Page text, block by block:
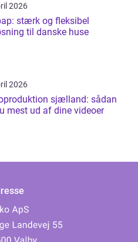
2026
stærk og fleksibel
til danske huse
2026
sjælland: sådan
mest ud af dine videoer